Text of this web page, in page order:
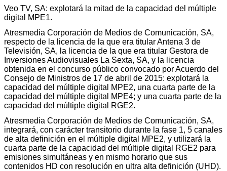
Veo TV, SA: explotará la mitad de la capacidad del múltiple
digital MPE1.
Atresmedia Corporación de Medios de Comunicación, SA,
respecto de la licencia de la que era titular Antena 3 de
Televisión, SA, la licencia de la que era titular Gestora de
Inversiones Audiovisuales La Sexta, SA, y la licencia
obtenida en el concurso público convocado por Acuerdo del
Consejo de Ministros de 17 de abril de 2015: explotará la
capacidad del múltiple digital MPE2, una cuarta parte de la
capacidad del múltiple digital MPE4; y una cuarta parte de la
capacidad del múltiple digital RGE2.
Atresmedia Corporación de Medios de Comunicación, SA,
integrará, con carácter transitorio durante la fase 1, 5 canales
de alta definición en el múltiple digital MPE2, y utilizará la
cuarta parte de la capacidad del múltiple digital RGE2 para
emisiones simultáneas y en mismo horario que sus
contenidos HD con resolución en ultra alta definición (UHD).